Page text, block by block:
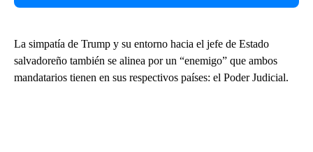
La simpatía de Trump y su entorno hacia el jefe de Estado
salvadoreño también se alinea por un “enemigo” que ambos
mandatarios tienen en sus respectivos países: el Poder Judicial.